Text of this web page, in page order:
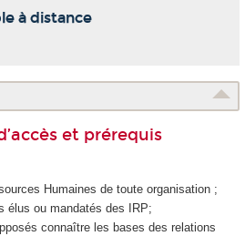
à distance
et prérequis
Humaines de toute organisation ;
élus ou mandatés des IRP;
connaître les bases des relations